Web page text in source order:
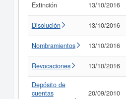
Extinción 13/10/2016
Disolución 13/10/2016
Nombramientos 13/10/2016
Revocaciones 13/10/2016
Depósito de
cuentas
20/09/2010